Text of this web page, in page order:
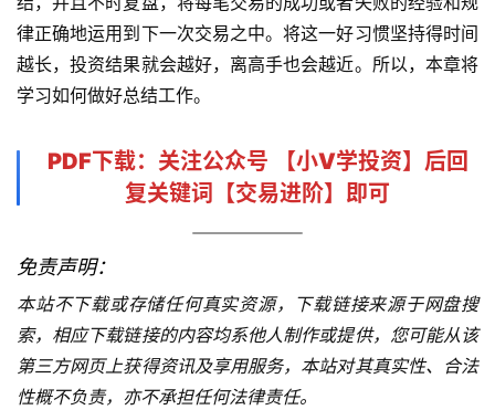
律正确地运用到下一次交易之中。将这一好习惯坚持得时间
越长，投资结果就会越好，离高手也会越近。所以，本章将
学习如何做好总结工作。
PDF下载：关注公众号 【小V学投资】后回
复关键词【交易进阶】即可
免责声明：
本站不下载或存储任何真实资源，下载链接来源于网盘搜
索，相应下载链接的内容均系他人制作或提供，您可能从该
第三方网页上获得资讯及享用服务，本站对其真实性、合法
性概不负责，亦不承担任何法律责任。